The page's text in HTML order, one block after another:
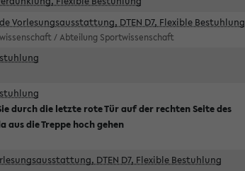
Vorlesungsausstattung, DTEN D7, Flexible Bestuhlung
/ Abteilung Sportwissenschaft
durch die letzte rote Tür auf der rechten Seite des
aus die Treppe hoch gehen
DTEN D7, Flexible Bestuhlung